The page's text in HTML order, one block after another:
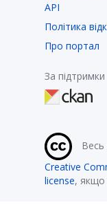
API
Політика
Про портал
За підтримки
Весь
Creative
license, якщо